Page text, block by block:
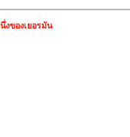
งของเยอรมัน